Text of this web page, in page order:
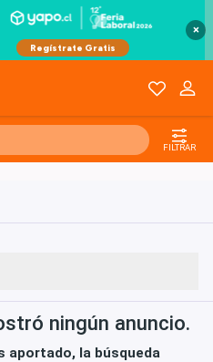
×
FILTRAR
ningún anuncio.
aportado, la búsqueda